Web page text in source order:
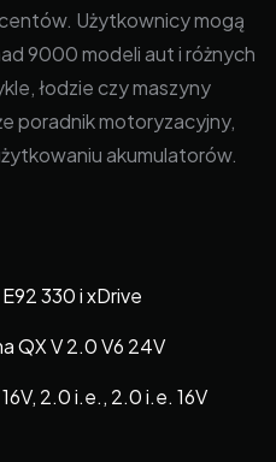
Użytkownicy mogą
9000 modeli aut i różnych
łodzie czy maszyny
poradnik motoryzacyjny,
akumulatorów.
330 i xDrive
QX V 2.0 V6 24V
2.0 i.e., 2.0 i.e. 16V